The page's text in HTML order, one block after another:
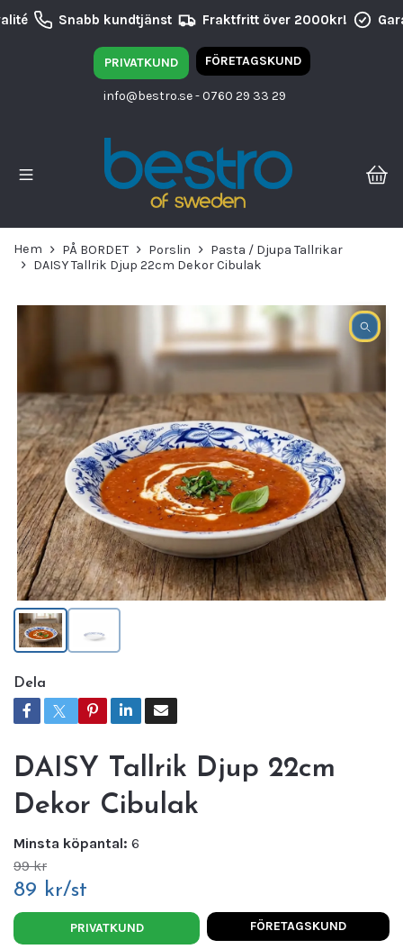
Snabb kundtjänst Fraktfritt över 2000kr!
PRIVATKUND FÖRETAGSKUND
info@bestro.se- 0760 29 33 29
Hem PÅ BORDET Porslin
Pasta / Djupa Tallrikar
DAISY Tallrik Djup 22cm Dekor Cibulak
Dela
DAISY Tallrik Djup 22cm
Dekor Cibulak
Minsta köpantal: 6
99 kr
89 kr/st
PRIVATKUND FÖRETAGSKUND